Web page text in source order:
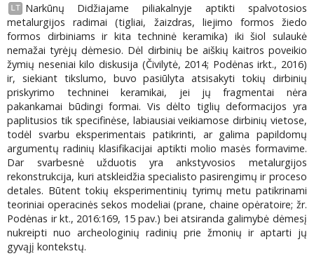
LT
Narkūnų Didžiajame piliakalnyje aptikti spalvotosios
metalurgijos radimai (tigliai, žaizdras, liejimo formos žiedo
formos dirbiniams ir kita techninė keramika) iki šiol sulaukė
nemažai tyrėjų dėmesio. Dėl dirbinių be aiškių kaitros poveikio
žymių neseniai kilo diskusija (Čivilytė, 2014; Podėnas irkt., 2016)
ir, siekiant tikslumo, buvo pasiūlyta atsisakyti tokių dirbinių
priskyrimo techninei keramikai, jei jų fragmentai nėra
pakankamai būdingi formai. Vis dėlto tiglių deformacijos yra
paplitusios tik specifinėse, labiausiai veikiamose dirbinių vietose,
todėl svarbu eksperimentais patikrinti, ar galima papildomų
argumentų radinių klasifikacijai aptikti molio masės formavime.
Dar svarbesnė užduotis yra ankstyvosios metalurgijos
rekonstrukcija, kuri atskleidžia specialisto pasirengimų ir proceso
detales. Būtent tokių eksperimentinių tyrimų metu patikrinami
teoriniai operacinės sekos modeliai (prane, chaine opėratoire; žr.
Podėnas ir kt., 2016:169, 15 pav.) bei atsiranda galimybė dėmesį
nukreipti nuo archeologinių radinių prie žmonių ir aptarti jų
gyvąjį kontekstų.